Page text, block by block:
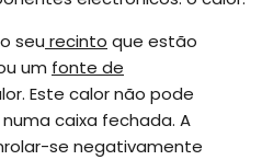
seu recinto que estão
um fonte de
Este calor não pode
caixa fechada. A
se negativamente